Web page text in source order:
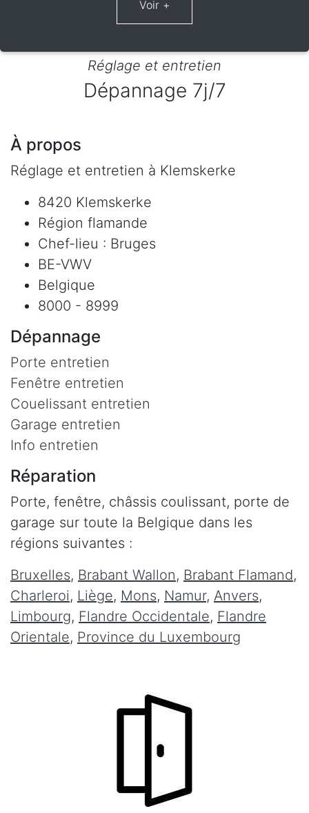
Réglage et entretien
Dépannage 7j/7
À propos
Réglage et entretien à Klemskerke
8420 Klemskerke
Région flamande
Chef-lieu : Bruges
BE-VWV
Belgique
8000 - 8999
Dépannage
Porte entretien
Fenêtre entretien
Couelissant entretien
Garage entretien
Info entretien
Réparation
Porte, fenêtre, châssis coulissant, porte de
garage sur toute la Belgique dans les
régions suivantes :
Bruxelles, Brabant Wallon, Brabant Flamand,
Charleroi, Liège, Mons, Namur, Anvers,
Limbourg, Flandre Occidentale, Flandre
Orientale, Province du Luxembourg